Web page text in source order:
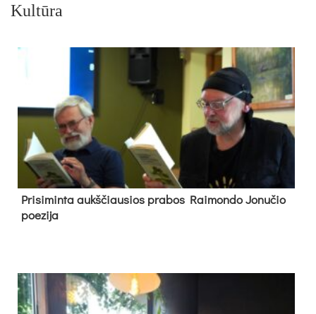
Kultūra
Pri­si­min­ta aukš­čiau­sios pra­bos Rai­mon­do Jo­nu­čio
poe­zi­ja